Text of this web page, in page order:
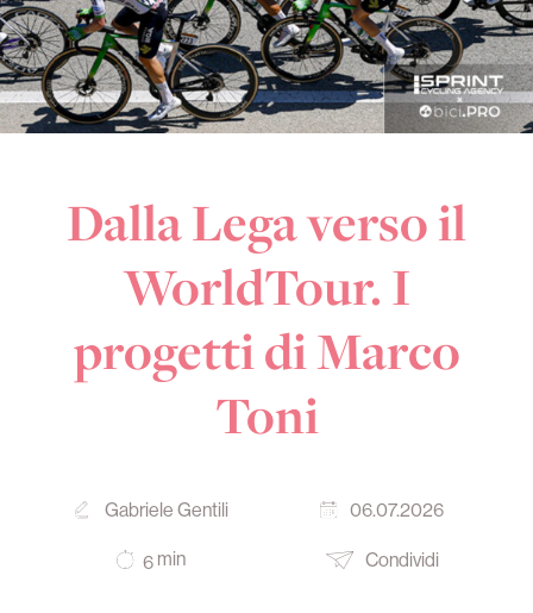
Dalla Lega verso il
WorldTour. I
progetti di Marco
Toni
Gabriele Gentili 06.07.2026
6 min Condividi